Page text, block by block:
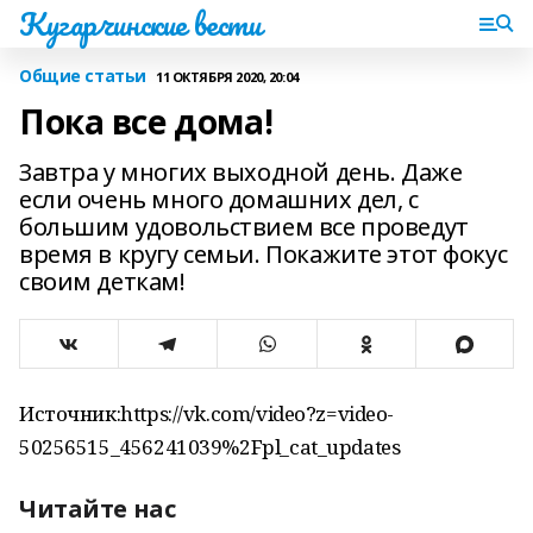
Кугарчинские вести
Общие статьи 11 ОКТЯБРЯ 2020, 20:04
Пока все дома!
Завтра у многих выходной день. Даже
если очень много домашних дел, с
большим удовольствием все проведут
время в кругу семьи. Покажите этот фокус
своим деткам!
Источник:https://vk.com/video?z=video-
50256515_456241039%2Fpl_cat_updates
Читайте нас